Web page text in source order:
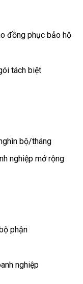
đồng phục bảo hộ
tách biệt
bộ/tháng
nghiệp mở rộng
phận
nghiệp